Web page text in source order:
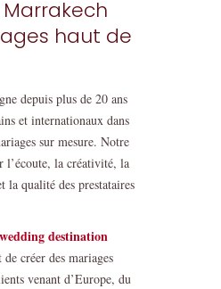
haut de
depuis plus de 20 ans
et internationaux dans
sur mesure. Notre
l’écoute, la créativité, la
la qualité des prestataires
wedding destination
de créer des mariages
venant d’Europe, du